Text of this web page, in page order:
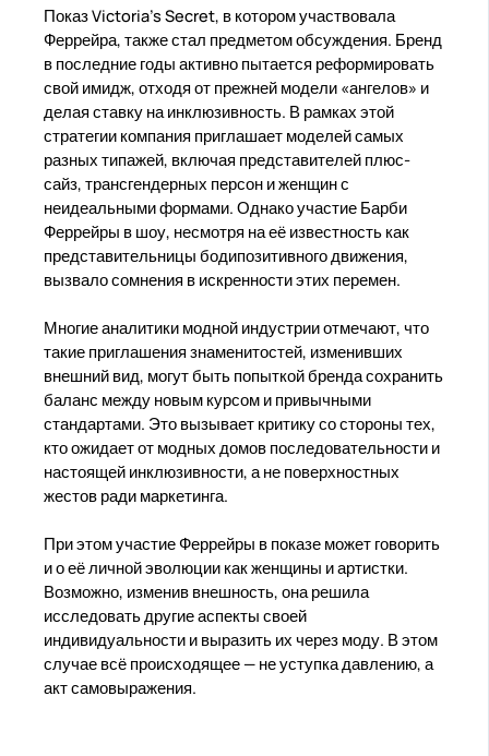
Показ Victoria's Secret, в котором участвовала
Феррейра, также стал предметом обсуждения. Бренд
в последние годы активно пытается реформировать
свой имидж, отходя от прежней модели «ангелов» и
делая ставку на инклюзивность. В рамках этой
стратегии компания приглашает моделей самых
разных типажей, включая представителей плюс-
сайз, трансгендерных персон и женщин с
неидеальными формами. Однако участие Барби
Феррейры в шоу, несмотря на её известность как
представительницы бодипозитивного движения,
вызвало сомнения в искренности этих перемен.
Многие аналитики модной индустрии отмечают, что
такие приглашения знаменитостей, изменивших
внешний вид, могут быть попыткой бренда сохранить
баланс между новым курсом и привычными
стандартами. Это вызывает критику со стороны тех,
кто ожидает от модных домов последовательности и
настоящей инклюзивности, а не поверхностных
жестов ради маркетинга.
При этом участие Феррейры в показе может говорить
и о её личной эволюции как женщины и артистки.
Возможно, изменив внешность, она решила
исследовать другие аспекты своей
индивидуальности и выразить их через моду. В этом
случае всё происходящее — не уступка давлению, а
акт самовыражения.